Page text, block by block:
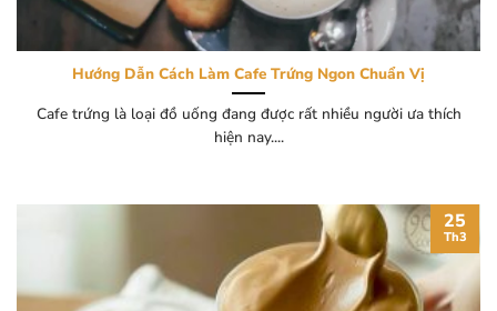
Hướng Dẫn Cách Làm Cafe Trứng Ngon Chuẩn Vị
Cafe trứng là loại đồ uống đang được rất nhiều người ưa thích
hiện nay....
25
Th3